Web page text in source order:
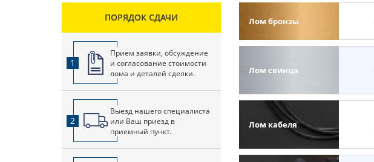
Лом бронзы
Лом свинца
Лом кабеля
ПОРЯДОК СДАЧИ
1
Прием заявки, обсуждение
и согласование стоимости
лома и деталей сделки.
2
Выезд нашего специалиста
или Ваш приезд в
приемный пункт.